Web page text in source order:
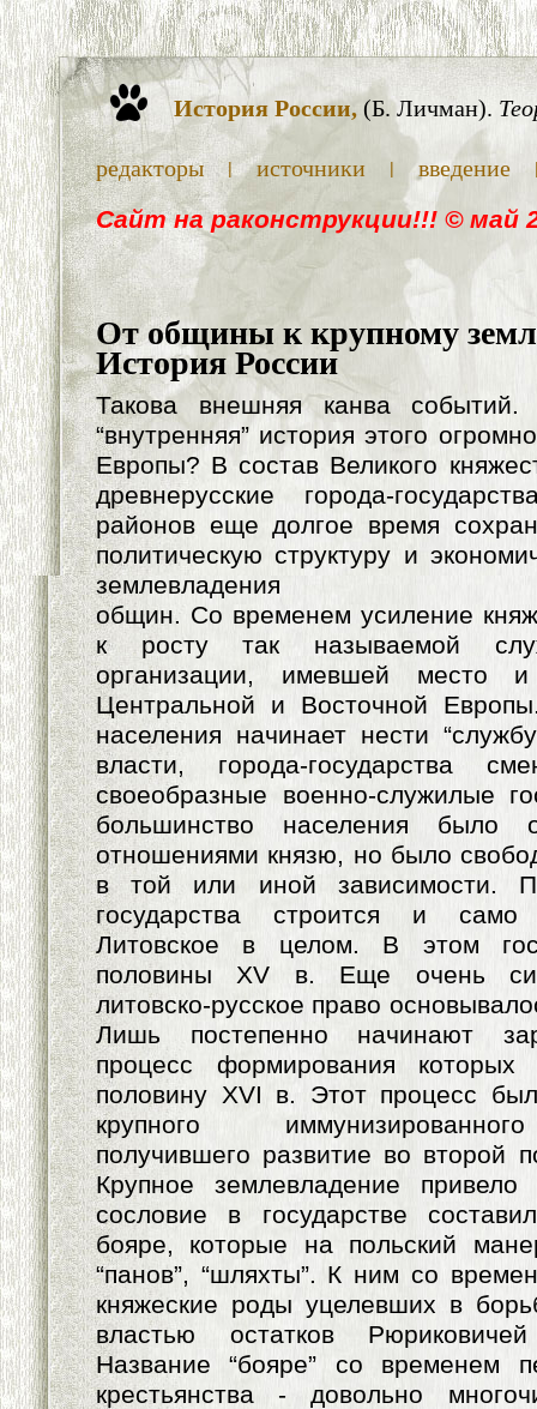
История России, (Б. Личман).
редакторы | источники | введение
Cайт на раконструкции!!! © май
От общины к крупному
История России
Такова внешняя канва событий.
“внутренняя” история этого
Европы? В состав Великого
древнерусские города-
районов еще долгое время
политическую структуру и
землевладения
общин. Со временем усиление
к росту так называемой
организации, имевшей место
Центральной и Восточной
населения начинает нести
власти, города-государства
своеобразные военно-служилые
большинство населения было
отношениями князю, но было
в той или иной зависимости.
государства строится и само
Литовское в целом. В этом
половины XV в. Еще очень
литовско-русское право
Лишь постепенно начинают
процесс формирования которых
половину XVI в. Этот процесс
крупного
получившего развитие во второй
Крупное землевладение
сословие в государстве
бояре, которые на польский
“панов”, “шляхты”. К ним со
княжеские роды уцелевших в
властью остатков
Название “бояре” со временем
крестьянства - довольно